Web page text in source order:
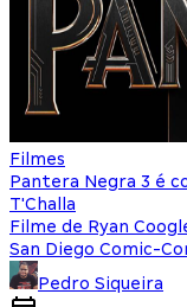
Filmes
Pantera Negra 3 é
T'Challa
Filme de Ryan
San Diego Comic-
Pedro Siqueira